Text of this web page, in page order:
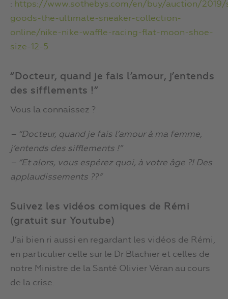
: https://www.sothebys.com/en/buy/auction/
goods-the-ultimate-sneaker-collection-
online/nike-nike-waffle-racing-flat-moon-shoe-
size-12-5
“Docteur, quand je fais l’amour, j’entends
des sifflements !”
Vous la connaissez ?
– “Docteur, quand je fais l’amour à ma femme,
j’entends des sifflements !”
– “Et alors, vous espérez quoi, à votre âge ?! Des
applaudissements ??”
Suivez les vidéos comiques de Rémi
(gratuit sur Youtube)
J’ai bien ri aussi en regardant les vidéos de Rémi,
en particulier celle sur le Dr Blachier et celles de
notre Ministre de la Santé Olivier Véran au cours
de la crise.